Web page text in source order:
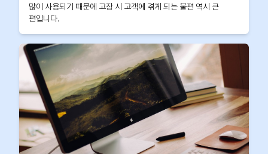
많이 사용되기 때문에 고장 시 고객에 겪게 되는 불편 역시 큰
편입니다.